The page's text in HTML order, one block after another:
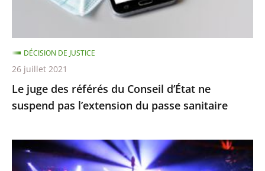
pas
l’extension
du
passe
sanitaire
Le juge des référés du Conseil d’État ne
suspend pas l’extension du passe sanitaire
DÉCISION DE JUSTICE
26 juillet 2021
La
fermeture